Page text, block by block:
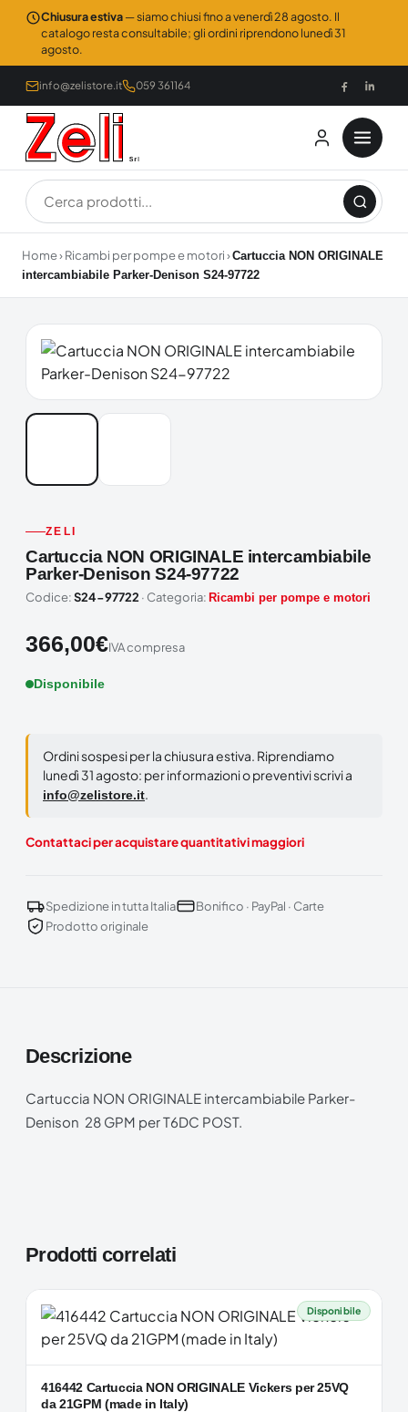
Chiusura estiva— siamo chiusi fino a venerdì 28 agosto. Il
catalogo resta consultabile; gli ordini riprendono lunedì 31
agosto.
info@zelistore.it 059 361164
Home›Ricambi per pompe e motori›Cartuccia NON ORIGINALE
intercambiabile Parker-Denison S24-97722
ZELI
Cartuccia NON ORIGINALE intercambiabile
Parker-Denison S24-97722
Codice:S24-97722 · Categoria: Ricambi per pompe e motori
366,00€IVA compresa
Disponibile
Ordini sospesi per la chiusura estiva. Riprendiamo
lunedì 31 agosto: per informazioni o preventivi scrivi a
info@zelistore.it.
Contattaci per acquistare quantitativi maggiori
Spedizione in tutta Italia
Bonifico · PayPal · Carte
Prodotto originale
Descrizione
Cartuccia NON ORIGINALE intercambiabile Parker-
Denison 28 GPM per T6DC POST.
Prodotti correlati
Disponibile
416442 Cartuccia NON ORIGINALE Vickers per 25VQ
da 21GPM (made in Italy)